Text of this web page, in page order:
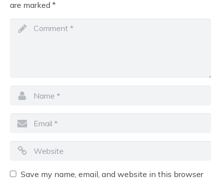
are marked *
Save my name, email, and website in this browser